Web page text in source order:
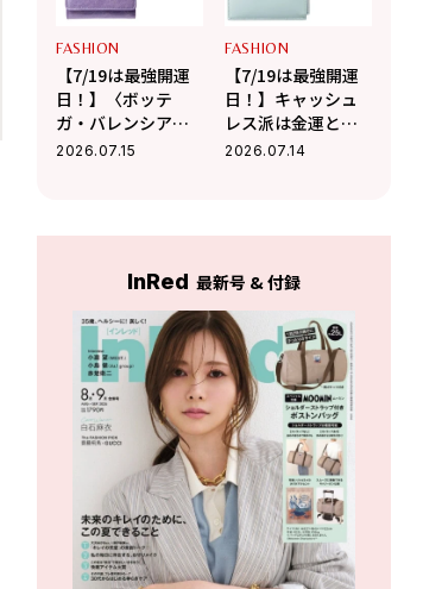
FASHION
【7/19は最強開運
日！】〈ボッテ
ガ・バレンシア
ガ・マルジェラ〉
2026.07.15
FASHION
【7/19は最強開運
日！】キャッシュ
レス派は金運と相
性抜群のフラグメ
2026.07.14
InRed 最新号 & 付録